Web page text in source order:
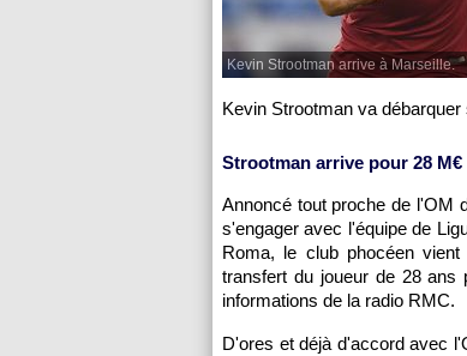
Kevin Strootman arrive à Marseille.
Kevin Strootman va débarquer
Strootman arrive pour 28 M€
Annoncé tout proche de l'OM
s'engager avec l'équipe de
Roma, le club phocéen
transfert du joueur de 28 ans
informations de la radio RMC.
D'ores et déjà d'accord avec